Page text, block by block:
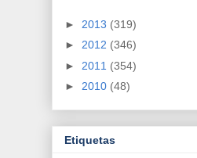
► 2013 (319)
► 2012 (346)
► 2011 (354)
► 2010 (48)
Etiquetas